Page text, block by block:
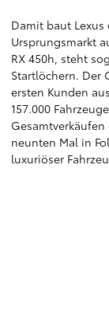
Damit baut
Ursprungsmarkt
RX 450h, steht
Startlöchern. Der
ersten Kunden
157.000
neunten Mal in
luxuriöser